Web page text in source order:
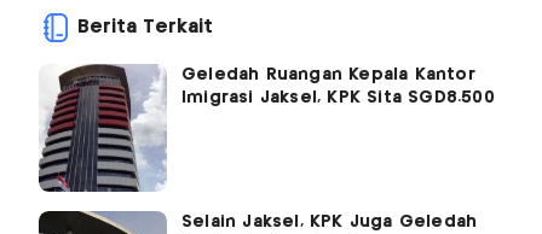
Berita Terkait
Geledah Ruangan Kepala Kantor
Imigrasi Jaksel, KPK Sita SGD8.500
Selain Jaksel, KPK Juga Geledah